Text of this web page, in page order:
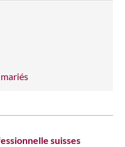
suisses